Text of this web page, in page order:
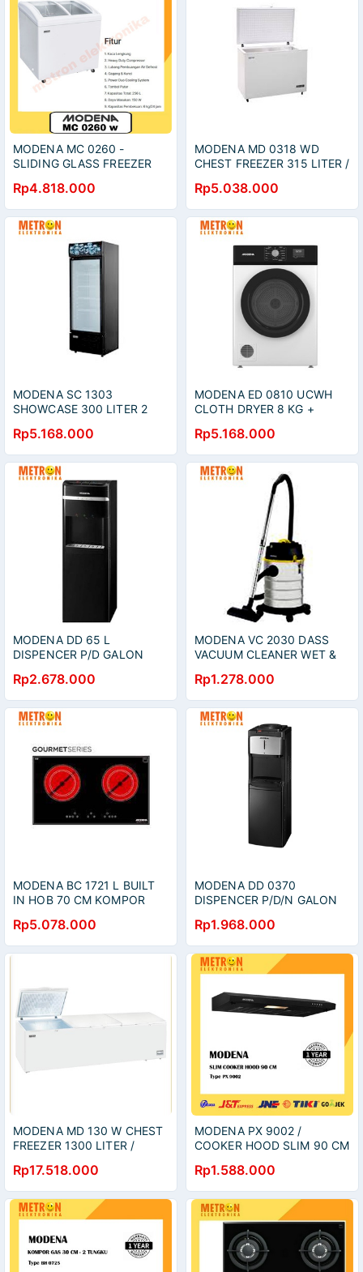
MODENA MC 0260 -
SLIDING GLASS FREEZER
Rp4.818.000
MODENA MD 0318 WD
CHEST FREEZER 315 LITER /
Rp5.038.000
MODENA SC 1303
SHOWCASE 300 LITER 2
SC1303
Rp5.168.000
MODENA ED 0810 UCWH
CLOTH DRYER 8 KG +
ED0810UCWH
Rp5.168.000
MODENA DD 65 L
DISPENCER P/D GALON
DD65L
Rp2.678.000
MODENA VC 2030 DASS
VACUUM CLEANER WET &
KPA STAINLESS STEEL /
VC2030DASS
Rp1.278.000
MODENA BC 1721 L BUILT
IN HOB 70 CM KOMPOR
VETROCERAMIC / BC1721L
Rp5.078.000
MODENA DD 0370
DISPENCER P/D/N GALON
DD0370
Rp1.968.000
MODENA MD 130 W CHEST
FREEZER 1300 LITER /
Rp17.518.000
MODENA PX 9002 /
COOKER HOOD SLIM 90 CM
DAPUR / PX9002
Rp1.588.000